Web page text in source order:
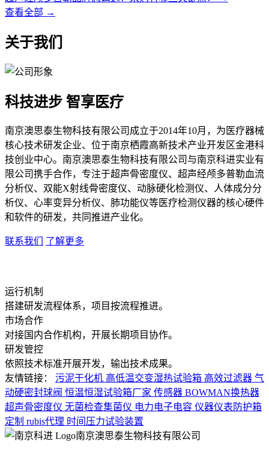
查看全部 →
关于我们
科技进步 智享医疗
南京澳思泰生物科技有限公司成立于2014年10月，为医疗器械
核心技术研发企业、位于南京栖霞高新技术产业开发区金港科
技创业中心。南京澳思泰生物科技有限公司与南京科进实业有
限公司携手合作，专注于超声骨密度仪、超声经颅多普勒血流
分析仪、双能X射线骨密度仪、动脉硬化检测仪、人体成分分
析仪、心率变异分析仪、肺功能仪等医疗检测仪器的核心硬件
和软件的研发，共同推进产业化。
联系我们 了解更多
运行机制
搭建研发流程体系，项目按流程推进。
市场合作
对接国内合作机构，开展长期项目协作。
研发管控
依照技术标准开展开发，输出技术成果。
友情链接：
污泥干化机 高低温交变湿热试验箱 高效过滤器 气
动硬密封球阀 恒温恒湿试验箱厂家 传感器 BOWMAN换热器
超声骨密度仪 无菌检查集菌仪 电力电子电容 仪器仪表防护箱
定制 rubis代理 时间压力试验装置
南京澳思泰生物科技有限公司